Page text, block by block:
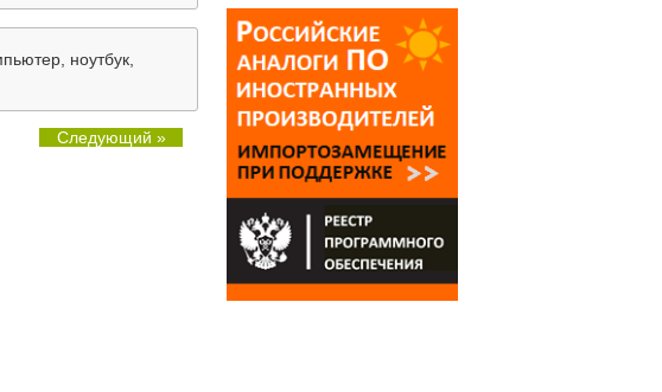
ноутбук,
Следующий »